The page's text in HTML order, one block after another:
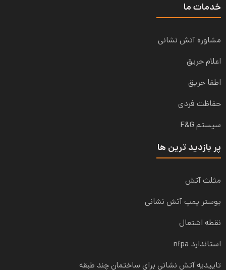
خدمات ما
مشاوره آتش نشانی
اعلام حریق
اطفا حریق
حفاظت فردی
سیستم F&G
پر بازدید ترین ها
مثلث آتش
بوستر پمپ آتش نشانی
نقطه اشتعال
استاندارد nfpa
تاییدیه آتش نشانی برای ساختمان چند طبقه